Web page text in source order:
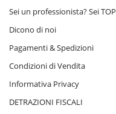
Sei un professionista? Sei TOP
Dicono di noi
Pagamenti & Spedizioni
Condizioni di Vendita
Informativa Privacy
DETRAZIONI FISCALI